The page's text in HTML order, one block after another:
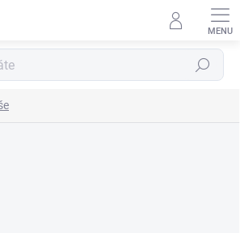
Hľadať